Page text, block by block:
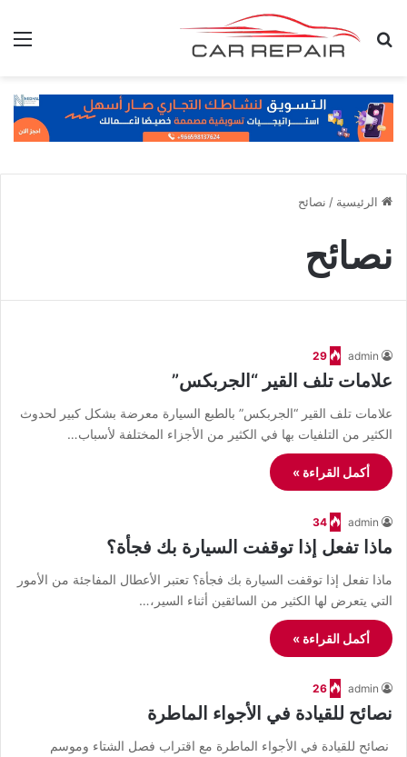
بحث عن
الرئيسية / نصائح
نصائح
admin
29
علامات تلف القير “الجربكس”
علامات تلف القير “الجربكس” بالطبع السيارة معرضة بشكل كبير لحدوث
الكثير من التلفيات بها في الكثير من الأجزاء المختلفة لأسباب…
أكمل القراءة »
admin
34
ماذا تفعل إذا توقفت السيارة بك فجأة؟
ماذا تفعل إذا توقفت السيارة بك فجأة؟ تعتبر الأعطال المفاجئة من الأمور
التي يتعرض لها الكثير من السائقين أثناء السير،…
أكمل القراءة »
admin
26
نصائح للقيادة في الأجواء الماطرة
نصائح للقيادة في الأجواء الماطرة مع اقتراب فصل الشتاء وموسم